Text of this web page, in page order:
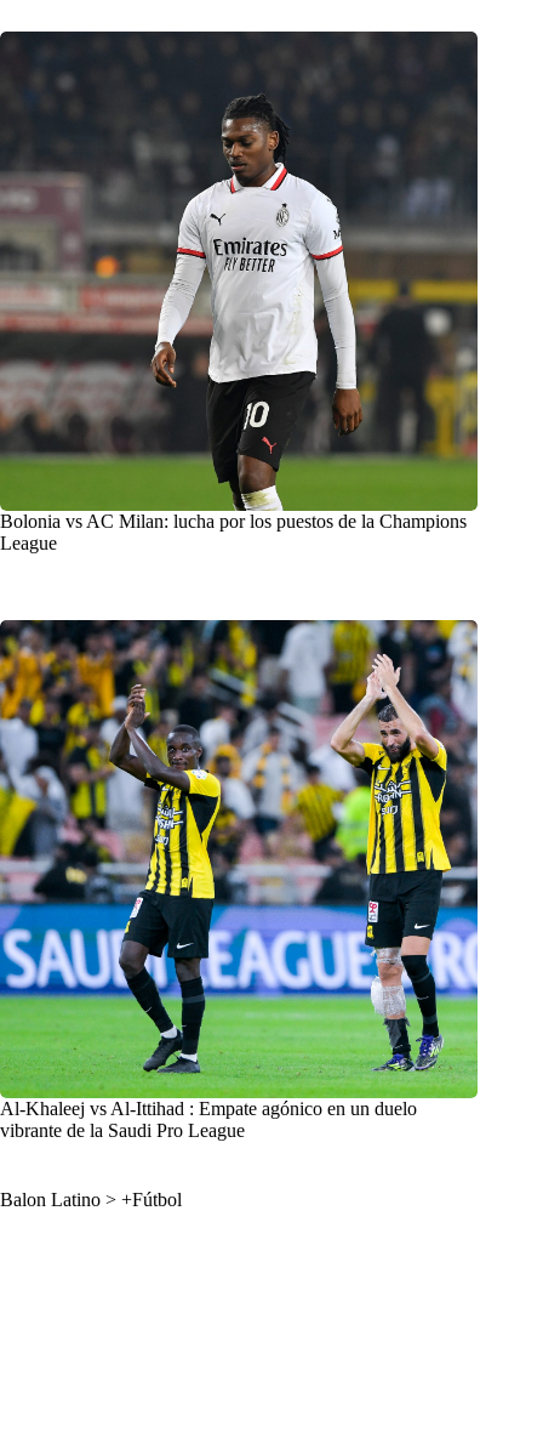
Bolonia vs AC Milan: lucha por los puestos de la Champions
League
Al-Khaleej vs Al-Ittihad : Empate agónico en un duelo
vibrante de la Saudi Pro League
Balon Latino > +Fútbol